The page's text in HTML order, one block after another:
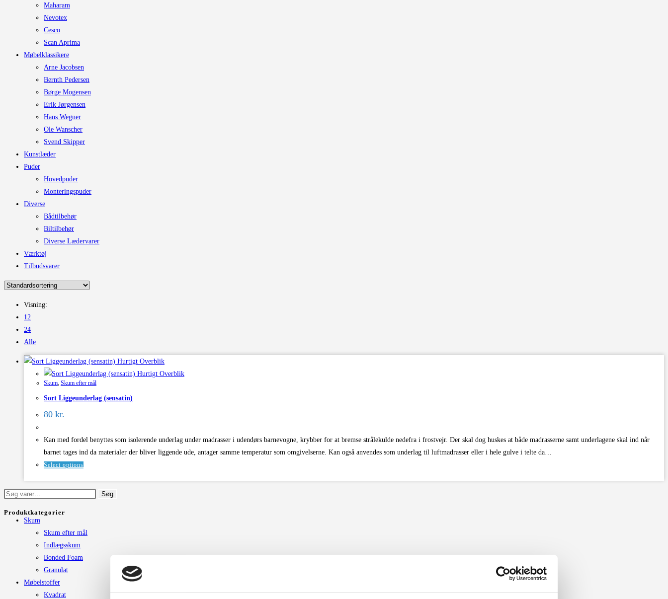
Maharam
Nevotex
Cesco
Scan Aprima
Møbelklassikere
Arne Jacobsen
Bernth Pedersen
Børge Mogensen
Erik Jørgensen
Hans Wegner
Ole Wanscher
Svend Skipper
Kunstlæder
Puder
Hovedpuder
Monteringspuder
Diverse
Bådtilbehør
Biltilbehør
Diverse Lædervarer
Værktøj
Tilbudsvarer
Visning:
12
24
Alle
Hurtigt Overblik
Hurtigt Overblik
Skum, Skum efter mål
Sort Liggeunderlag (sensatin)
80 kr.
Kan med fordel benyttes som isolerende underlag under madrasser i udendørs barnevogne, krybber for at bremse strålekulde nedefra i frostvejr. Der skal dog huskes at både madrasserne samt underlagene skal ind når
barnet tages ind da materialer der bliver liggende ude, antager samme temperatur som omgivelserne. Kan også anvendes som underlag til luftmadrasser eller i hele gulve i telte da…
Select options
Søg
Søg
Produktkategorier
Skum
Skum efter mål
Indlægsskum
Bonded Foam
Granulat
Møbelstoffer
Kvadrat